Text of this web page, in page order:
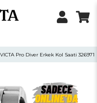
Pro Diver Erkek Kol Saati 326971